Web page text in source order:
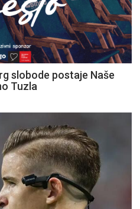
slobode postaje Naše
Tuzla